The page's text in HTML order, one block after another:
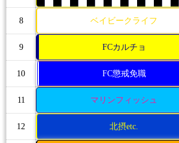
8 ベイビークライフ
9 FCカルチョ
10 FC懲戒免職
11 マリンフィッシュ
12 北摂etc.